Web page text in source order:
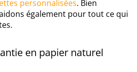
personnalisées. Bien
également pour tout ce qui
en papier naturel